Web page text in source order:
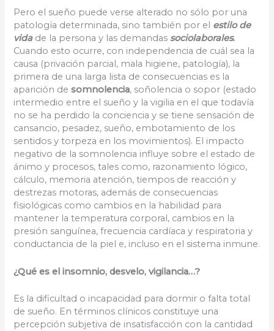
Pero el sueño puede verse alterado no sólo por una
patología determinada, sino también por el estilo de
vidade la persona y las demandassociolaborales.
Cuando esto ocurre, con independencia de cuál sea la
causa (privación parcial, mala higiene, patología), la
primera de una larga lista de consecuencias es la
aparición desomnolencia, soñolencia o sopor (estado
intermedio entre el sueño y la vigilia en el que todavía
no se ha perdido la conciencia y se tiene sensación de
cansancio, pesadez, sueño, embotamiento de los
sentidos y torpeza en los movimientos). El impacto
negativo de la somnolencia influye sobre el estado de
ánimo y procesos, tales como, razonamiento lógico,
cálculo, memoria atención, tiempos de reacción y
destrezas motoras, además de consecuencias
fisiológicas como cambios en la habilidad para
mantener la temperatura corporal, cambios en la
presión sanguínea, frecuencia cardíaca y respiratoria y
conductancia de la piel e, incluso en el sistema inmune.
¿Qué es el insomnio, desvelo, vigilancia…?
Es la dificultad o incapacidad para dormir o falta total
de sueño. En términos clínicos constituye una
percepción subjetiva de insatisfacción con la cantidad